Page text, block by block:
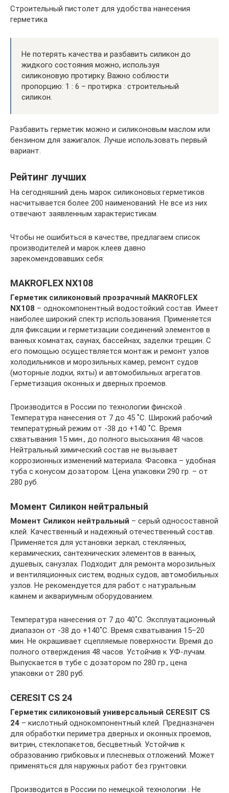
Строительный пистолет для удобства нанесения
герметика
Не потерять качества и разбавить силикон до
жидкого состояния можно, используя
силиконовую протирку. Важно соблюсти
пропорцию: 1 : 6 – протирка : строительный
силикон.
Разбавить герметик можно и силиконовым маслом или
бензином для зажигалок. Лучше использовать первый
вариант.
Рейтинг лучших
На сегодняшний день марок силиконовых герметиков
насчитывается более 200 наименований. Не все из них
отвечают заявленным характеристикам.
Чтобы не ошибиться в качестве, предлагаем список
производителей и марок клеев давно
зарекомендовавших себя:
MAKROFLEX NX108
Герметик силиконовый прозрачный MAKROFLEX
NX108 – однокомпонентный водостойкий состав. Имеет
наиболее широкий спектр использования. Применяется
для фиксации и герметизации соединений элементов в
ванных комнатах, саунах, бассейнах, заделки трещин. С
его помощью осуществляется монтаж и ремонт узлов
холодильников и морозильных камер, ремонт судов
(моторные лодки, яхты) и автомобильных агрегатов.
Герметизация оконных и дверных проемов.
Производится в России по технологии финской .
Температура нанесения от 7 до 45 ˚C. Широкий рабочий
температурный режим от -38 до +140 ˚C. Время
схватывания 15 мин., до полного высыхания 48 часов.
Нейтральный химический состав не вызывает
коррозионных изменений материала. Фасовка – удобная
туба с конусом дозатором. Цена упаковки 290 гр. – от
280 руб.
Момент Силикон нейтральный
Момент Силикон нейтральный – серый односоставной
клей. Качественный и надежный отечественный состав.
Применяется для установки зеркал, стеклянных,
керамических, сантехнических элементов в ванных,
душевых, санузлах. Подходит для ремонта морозильных
и вентиляционных систем, водных судов, автомобильных
узлов. Не рекомендуется для работ с натуральным
камнем и аквариумным оборудованием.
Температура нанесения от 7 до 40˚C. Эксплуатационный
диапазон от -38 до +140˚С. Время схватывания 15–20
мин. Не окрашивает сцепляемые поверхности. Время до
полного отверждения 48 часов. Устойчив к УФ-лучам.
Выпускается в тубе с дозатором по 280 гр., цена
упаковки от 280 руб.
CERESIT CS 24
Герметик силиконовый универсальный CERESIT CS
24 – кислотный однокомпонентный клей. Предназначен
для обработки периметра дверных и оконных проемов,
витрин, стеклопакетов, бесцветный. Устойчив к
образованию грибковых и плесневых отложений. Может
применяться для наружных работ без грунтовки.
Производится в России по немецкой технологии . Не